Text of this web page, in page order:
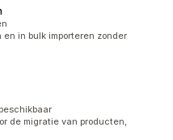
in bulk importeren zonder
de migratie van producten,